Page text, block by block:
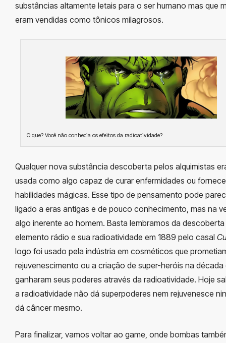
substâncias altamente letais para o ser humano mas que
eram vendidas como tônicos milagrosos.
O que? Você não conhecia os efeitos da radioatividade?
Qualquer nova substância descoberta pelos alquimistas
usada como algo capaz de curar enfermidades ou
habilidades mágicas. Esse tipo de pensamento pode
ligado a eras antigas e de pouco conhecimento, mas na
algo inerente ao homem. Basta lembramos da
elemento rádio e sua radioatividade em 1889 pelo casal
logo foi usado pela indústria em cosméticos que
rejuvenescimento ou a criação de super-heróis na década
ganharam seus poderes através da radioatividade. Hoje
a radioatividade não dá superpoderes nem rejuvenesce
dá câncer mesmo.
Para finalizar, vamos voltar ao game, onde bombas